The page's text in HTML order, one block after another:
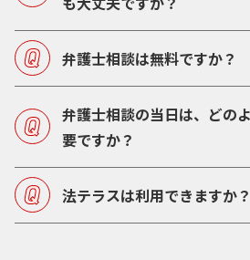
弁護士相談は無料ですか？
弁護士相談の当日は、どの
要ですか？
法テラスは利用できますか？